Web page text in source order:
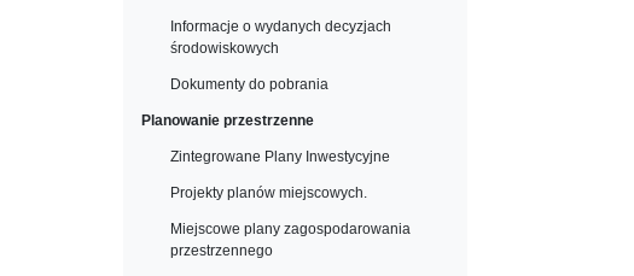
Informacje o wydanych decyzjach
środowiskowych
Dokumenty do pobrania
Planowanie przestrzenne
Zintegrowane Plany Inwestycyjne
Projekty planów miejscowych.
Miejscowe plany zagospodarowania
przestrzennego